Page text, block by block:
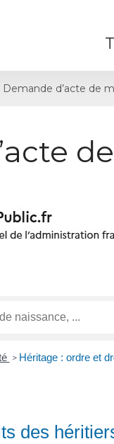
Demande d’acte de
> Héritage : ordre et
des